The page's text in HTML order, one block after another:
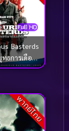
Full HD
Basterds
ธการเดือด
ดนาซี
พากย์ไทย